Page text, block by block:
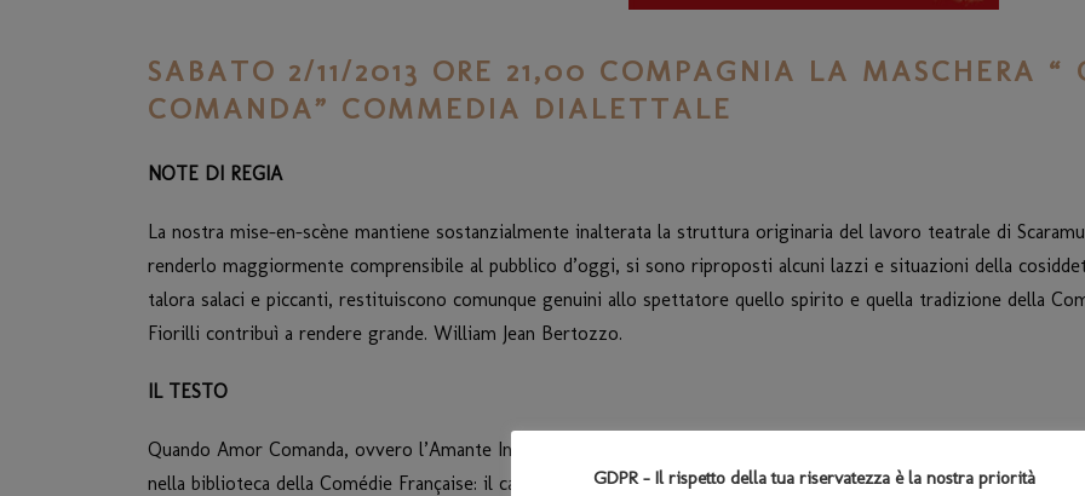
SABATO 2/11/2013 ORE 21,00 COMPAGNIA LA MASCHERA “
COMANDA” COMMEDIA DIALETTALE
NOTE DI REGIA
La nostra mise-en-scène mantiene sostanzialmente inalterata la struttura originaria del lavoro teatrale di
renderlo maggiormente comprensibile al pubblico d’oggi, si sono riproposti alcuni lazzi e situazioni della
talora salaci e piccanti, restituiscono comunque genuini allo spettatore quello spirito e quella tradizione della
Fiorilli contribuì a rendere grande. William Jean Bertozzo.
IL TESTO
Quando Amor Comanda, ovvero l’Amante Intraprendente è l’unico testo che si conosca di Tiberio Fiorilli.
nella biblioteca della Comédie Française: il canovaccio era diviso in due volumi che riportavano, il primo il
GDPR - Il rispetto della tua riservatezza è la nostra priorità